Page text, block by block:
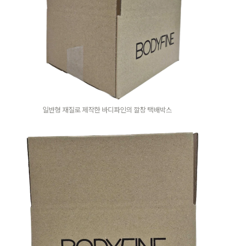
일반형 재질로 제작한 바디파인의 깔창 택배박스